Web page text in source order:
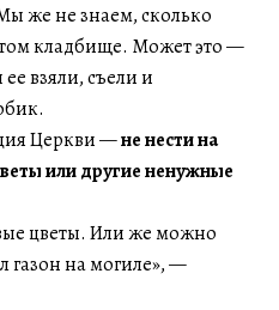
же не знаем, сколько
кладбище. Может это —
взяли, съели и
Церкви —не нести на
или другие ненужные
цветы. Или же можно
газон на могиле», —